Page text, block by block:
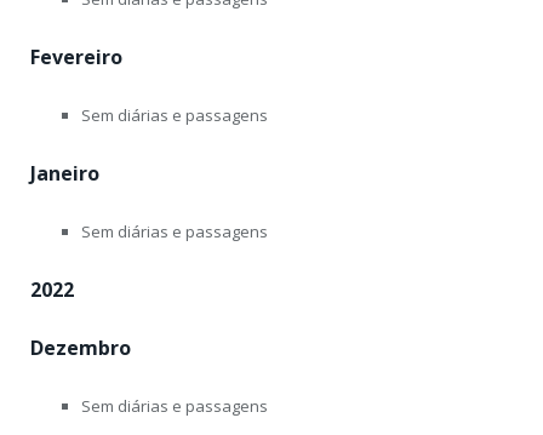
Fevereiro
Sem diárias e passagens
Janeiro
Sem diárias e passagens
2022
Dezembro
Sem diárias e passagens